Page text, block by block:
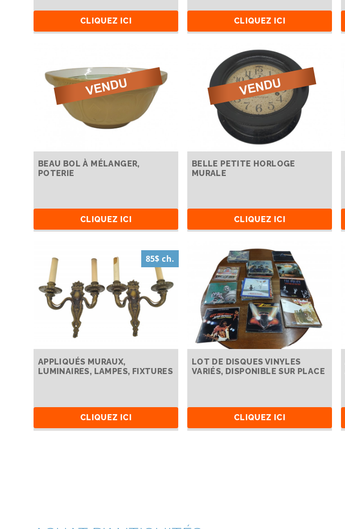
CLIQUEZ ICI CLIQUEZ ICI
BEAU BOL À MÉLANGER,
POTERIE
CLIQUEZ ICI
BELLE PETITE HORLOGE
MURALE
CLIQUEZ ICI
85$ ch.
APPLIQUÉS MURAUX,
LUMINAIRES, LAMPES, FIXTURES
CLIQUEZ ICI
LOT DE DISQUES VINYLES
VARIÉS, DISPONIBLE SUR PLACE
CLIQUEZ ICI